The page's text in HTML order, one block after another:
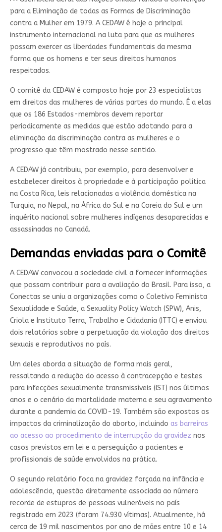
para a Eliminação de todas as Formas de Discriminação
contra a Mulher em 1979. A CEDAW é hoje o principal
instrumento internacional na luta para que as mulheres
possam exercer as liberdades fundamentais da mesma
forma que os homens e ter seus direitos humanos
respeitados.
O comitê da CEDAW é composto hoje por 23 especialistas
em direitos das mulheres de várias partes do mundo. É a elas
que os 186 Estados-membros devem reportar
periodicamente as medidas que estão adotando para a
eliminação da discriminação contra as mulheres e o
progresso que têm mostrado nesse sentido.
A CEDAW já contribuiu, por exemplo, para desenvolver e
estabelecer direitos à propriedade e à participação política
na Costa Rica, leis relacionadas a violência doméstica na
Turquia, no Nepal, na África do Sul e na Coreia do Sul e um
inquérito nacional sobre mulheres indígenas desaparecidas e
assassinadas no Canadá.
Demandas enviadas para o Comitê
A CEDAW convocou a sociedade civil a fornecer informações
que possam contribuir para a avaliação do Brasil. Para isso, a
Conectas se uniu a organizações como o Coletivo Feminista
Sexualidade e Saúde, a Sexuality Policy Watch (SPW), Anis,
Criola e Instituto Terra, Trabalho e Cidadania (ITTC) e enviou
dois relatórios sobre a perpetuação da violação dos direitos
sexuais e reprodutivos no país.
Um deles aborda a situação de forma mais geral,
ressaltando a redução do acesso à contracepção e testes
para infecções sexualmente transmissíveis (IST) nos últimos
anos e o cenário da mortalidade materna e seu agravamento
durante a pandemia da COVID-19. Também são expostos os
impactos da criminalização do aborto, incluindo as barreiras
ao acesso ao procedimento de interrupção da gravidez nos
casos previstos em lei e a perseguição a pacientes e
profissionais de saúde envolvidos na prática.
O segundo relatório foca na gravidez forçada na infância e
adolescência, questão diretamente associada ao número
recorde de estupros de pessoas vulneráveis no país
registrado em 2023 (foram 74.930 vítimas). Atualmente, há
cerca de 19 mil nascimentos por ano de mães entre 10 e 14